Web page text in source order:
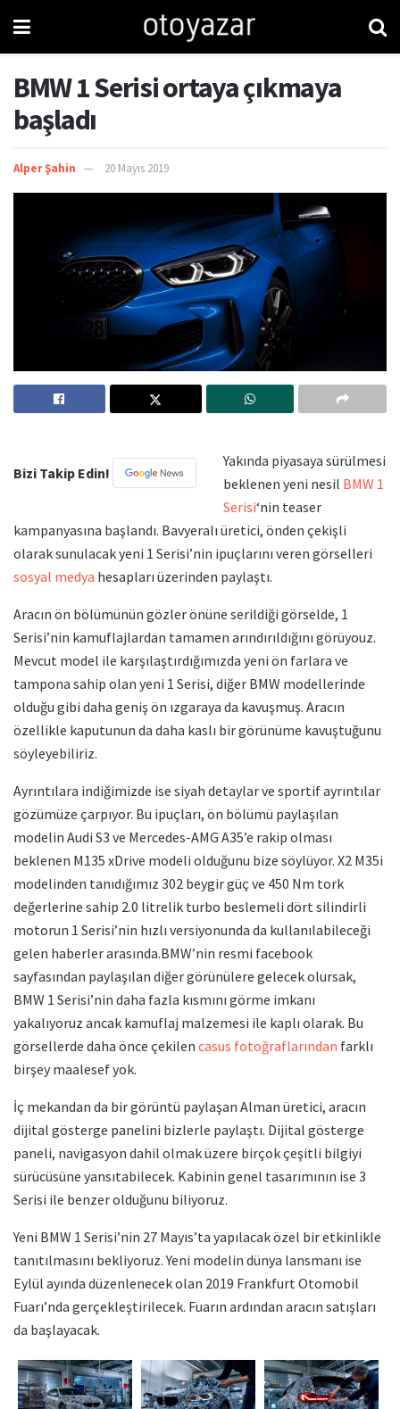
BMW 1 Serisi ortaya çıkmaya
başladı
Alper Şahin 20 Mayıs 2019
Bizi Takip Edin!
Yakında piyasaya sürülmesi
beklenen yeni nesil BMW 1
Serisi‘nin teaser
kampanyasına başlandı. Bavyeralı üretici, önden çekişli
olarak sunulacak yeni 1 Serisi’nin ipuçlarını veren görselleri
sosyal medya hesapları üzerinden paylaştı.
Aracın ön bölümünün gözler önüne serildiği görselde, 1
Serisi’nin kamuflajlardan tamamen arındırıldığını görüyouz.
Mevcut model ile karşılaştırdığımızda yeni ön farlara ve
tampona sahip olan yeni 1 Serisi, diğer BMW modellerinde
olduğu gibi daha geniş ön ızgaraya da kavuşmuş. Aracın
özellikle kaputunun da daha kaslı bir görünüme kavuştuğunu
söyleyebiliriz.
Ayrıntılara indiğimizde ise siyah detaylar ve sportif ayrıntılar
gözümüze çarpıyor. Bu ipuçları, ön bölümü paylaşılan
modelin Audi S3 ve Mercedes-AMG A35’e rakip olması
beklenen M135 xDrive modeli olduğunu bize söylüyor. X2 M35i
modelinden tanıdığımız 302 beygir güç ve 450 Nm tork
değerlerine sahip 2.0 litrelik turbo beslemeli dört silindirli
motorun 1 Serisi’nin hızlı versiyonunda da kullanılabileceği
gelen haberler arasında.BMW’nin resmi facebook
sayfasından paylaşılan diğer görünülere gelecek olursak,
BMW 1 Serisi’nin daha fazla kısmını görme imkanı
yakalıyoruz ancak kamuflaj malzemesi ile kaplı olarak. Bu
görsellerde daha önce çekilen casus fotoğraflarından farklı
birşey maalesef yok.
İç mekandan da bir görüntü paylaşan Alman üretici, aracın
dijital gösterge panelini bizlerle paylaştı. Dijital gösterge
paneli, navigasyon dahil olmak üzere birçok çeşitli bilgiyi
sürücüsüne yansıtabilecek. Kabinin genel tasarımının ise 3
Serisi ile benzer olduğunu biliyoruz.
Yeni BMW 1 Serisi’nin 27 Mayıs’ta yapılacak özel bir etkinlikle
tanıtılmasını bekliyoruz. Yeni modelin dünya lansmanı ise
Eylül ayında düzenlenecek olan 2019 Frankfurt Otomobil
Fuarı’nda gerçekleştirilecek. Fuarın ardından aracın satışları
da başlayacak.